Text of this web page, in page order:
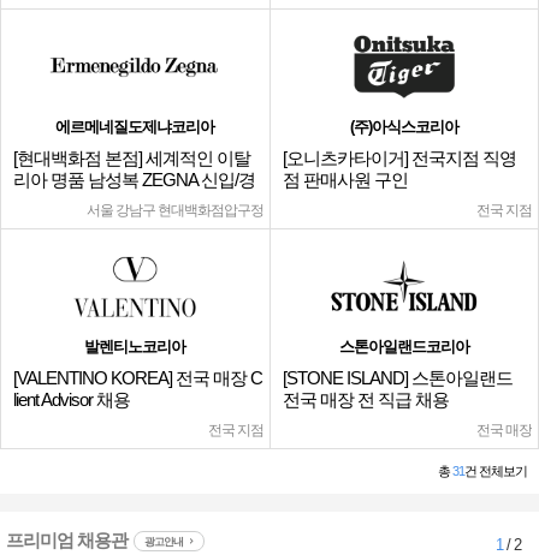
에르메네질도제냐코리아
[현대백화점 본점] 세계적인 이탈
리아 명품 남성복 ZEGNA 신입/경
서울 강남구 현대백화점압구정
(주)아식스코리아
[오니츠카타이거] 전국지점 직영
점 판매사원 구인
전국 지점
발렌티노코리아
[VALENTINO KOREA] 전국 매장 C
lient Advisor 채용
전국 지점
스톤아일랜드코리아
[STONE ISLAND] 스톤아일랜드
전국 매장 전 직급 채용
전국 매장
총31건 전체보기
프리미엄 채용관 광고안내 1/ 2